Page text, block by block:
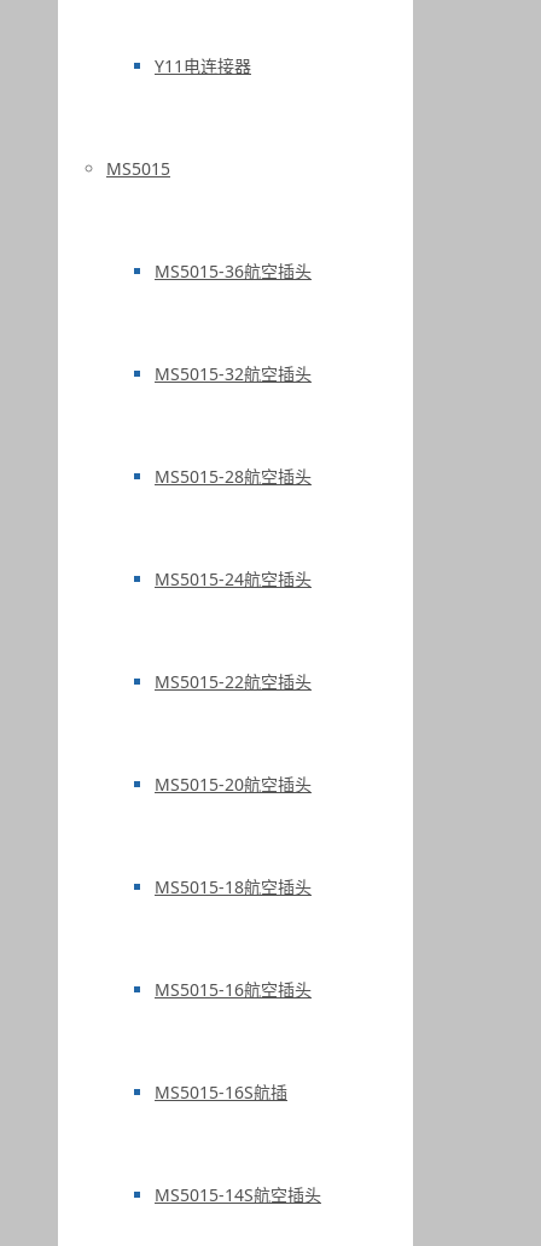
Y11电连接器
MS5015
MS5015-36航空插头
MS5015-32航空插头
MS5015-28航空插头
MS5015-24航空插头
MS5015-22航空插头
MS5015-20航空插头
MS5015-18航空插头
MS5015-16航空插头
MS5015-16S航插
MS5015-14S航空插头